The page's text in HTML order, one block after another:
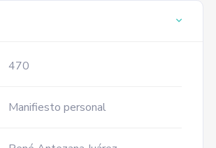
470
Manifiesto personal